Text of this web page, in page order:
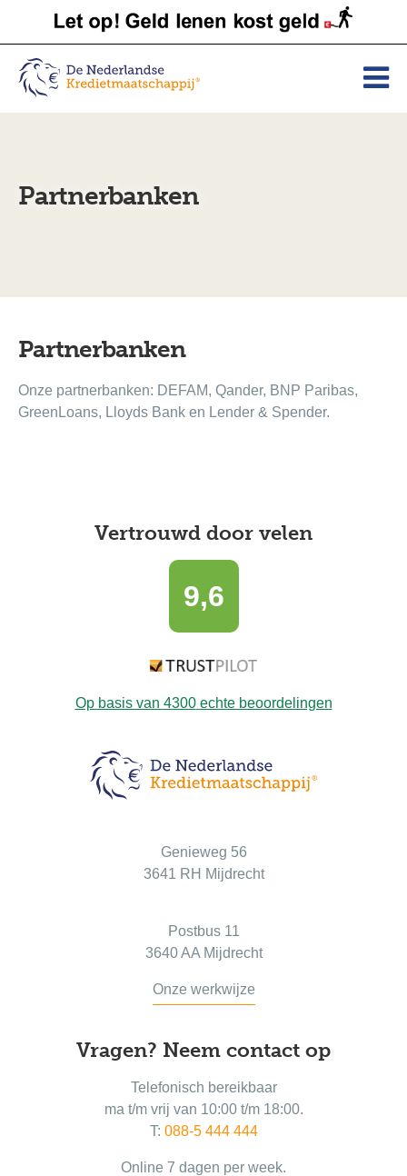
Partnerbanken
Partnerbanken
Onze partnerbanken: DEFAM, Qander, BNP Paribas,
GreenLoans, Lloyds Bank en Lender & Spender.
Vertrouwd door velen
9,6
Op basis van 4300echte beoordelingen
Genieweg 56
3641 RH Mijdrecht
Postbus 11
3640 AA Mijdrecht
Onze werkwijze
Vragen? Neem contact op
Telefonisch bereikbaar
ma t/m vrij van 10:00 t/m 18:00.
T: 088-5 444 444
Online 7 dagen per week.